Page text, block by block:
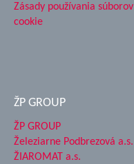
Zásady používania súborov
cookie
ŽP GROUP
ŽP GROUP
Železiarne Podbrezová a.s.
ŽIAROMAT a.s.